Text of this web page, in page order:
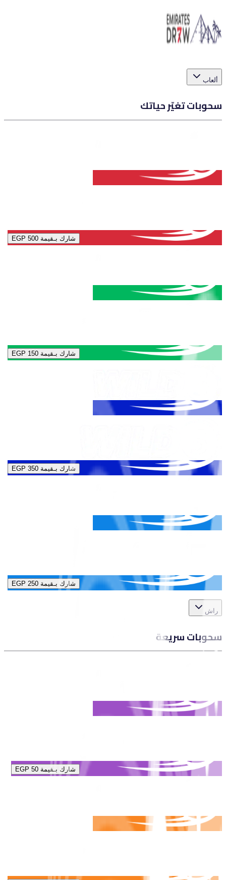
ألعاب
سحوبات تغيّر حياتك
شارك بـقيمة EGP 500
شارك بـقيمة EGP 150
شارك بـقيمة EGP 350
شارك بـقيمة EGP 250
راش
سحوبات سريعة
شارك بـقيمة EGP 50